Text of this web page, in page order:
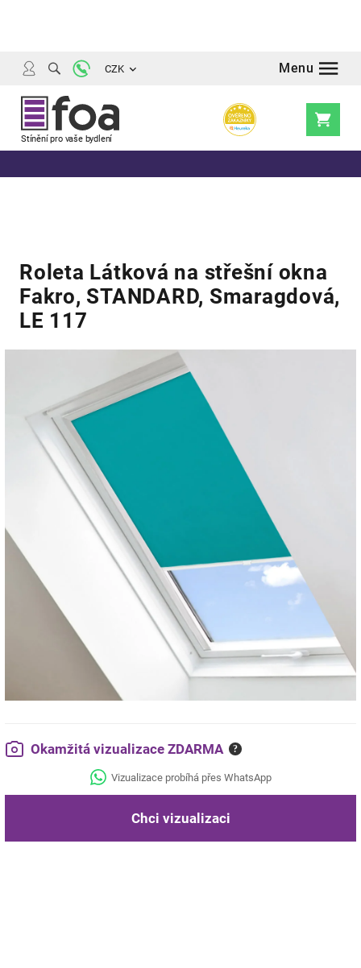
CZK
Nákupní
Roleta Látková na střešní okna
Fakro, STANDARD, Smaragdová,
LE 117
Okamžitá vizualizace ZDARMA ?
Vizualizace probíhá přes WhatsApp
Chci vizualizaci